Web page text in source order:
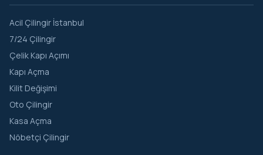
Acil Çilingir İstanbul
7/24 Çilingir
Çelik Kapı Açımı
Kapı Açma
Kilit Değişimi
Oto Çilingir
Kasa Açma
Nöbetçi Çilingir